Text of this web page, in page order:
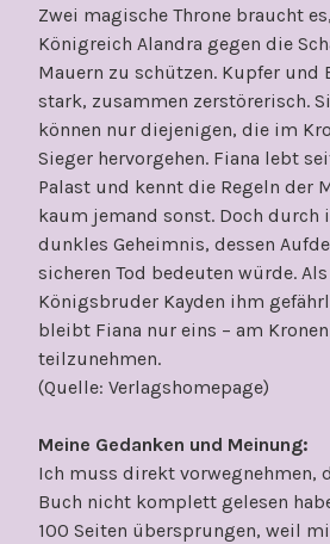
Zwei magische Throne braucht
Königreich Alandra gegen die
Mauern zu schützen. Kupfer und
stark, zusammen zerstörerisch.
können nur diejenigen, die im
Sieger hervorgehen. Fiana lebt
Palast und kennt die Regeln der
kaum jemand sonst. Doch durch
dunkles Geheimnis, dessen
sicheren Tod bedeuten würde.
Königsbruder Kayden ihm
bleibt Fiana nur eins – am
teilzunehmen.
(Quelle: Verlagshomepage)
Meine Gedanken und Meinung:
Ich muss direkt vorwegnehmen,
Buch nicht komplett gelesen
100 Seiten übersprungen, weil